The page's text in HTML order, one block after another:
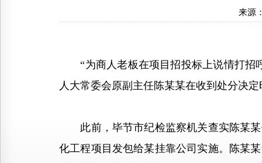
来源
“为商人老板在项目招投标上说情打招
人大常委会原副主任陈某某在收到处分决
此前，毕节市纪检监察机关查实陈某某
化工程项目发包给某挂靠公司实施。陈某